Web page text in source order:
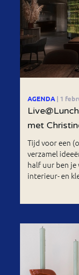
AGENDA | 1
met
Tijd voor een
verzamel
half uur ben
interieur- en